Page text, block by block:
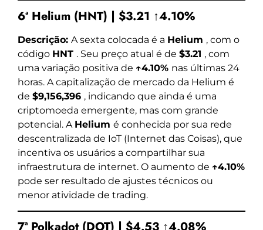
6ª Helium (HNT) | $3.21 ↑4.10%
Descrição: A sexta colocada é a Helium , com o
código HNT . Seu preço atual é de $3.21 , com
uma variação positiva de ↑4.10% nas últimas 24
horas. A capitalização de mercado da Helium é
de $9,156,396 , indicando que ainda é uma
criptomoeda emergente, mas com grande
potencial. A Helium é conhecida por sua rede
descentralizada de IoT (Internet das Coisas), que
incentiva os usuários a compartilhar sua
infraestrutura de internet. O aumento de ↑4.10%
pode ser resultado de ajustes técnicos ou
menor atividade de trading.